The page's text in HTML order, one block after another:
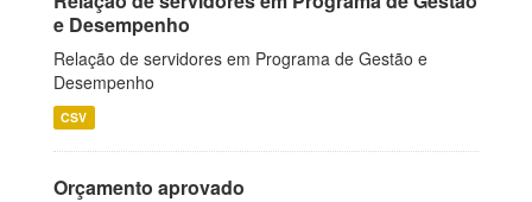
e Desempenho
Relação de servidores em Programa de Gestão e
Desempenho
CSV
Orçamento aprovado